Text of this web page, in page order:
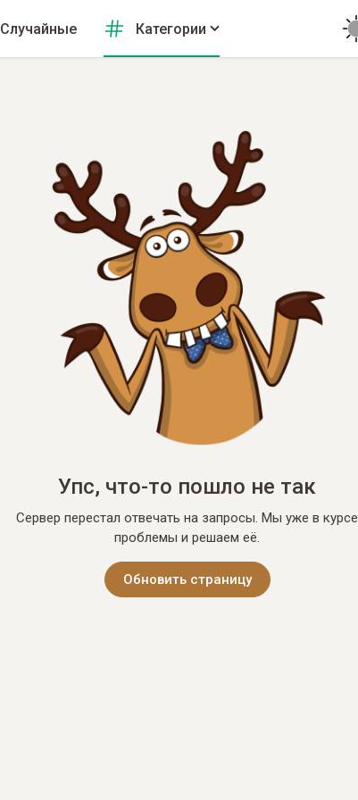
Случайные Категории
Упс, что-то пошло не так
Сервер перестал отвечать на запросы. Мы уже в курсе
проблемы и решаем её.
Обновить страницу